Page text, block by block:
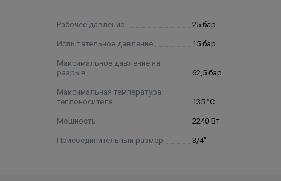
звучит лаконично, сдержанно и величественно,
капеллы Ave Maria Laudi.
Патент №144024
с разными углами наклона идеально подчеркивает
конвективных окон увеличивает теплоотдачу радиатора
Рабочее давление 25 бар
Испытательное давление 15 бар
Максимальное давление на
разрыв
62,5 бар
Максимальная температура
теплоносителя
135 °C
Мощность 2240 Вт
Присоединительный размер 3/4"